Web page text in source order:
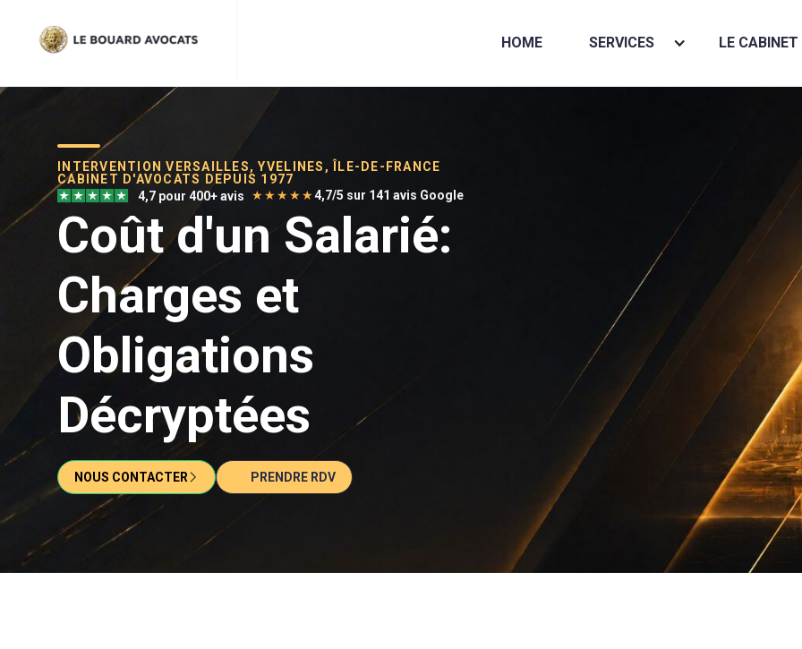
HOME SERVICES LE CABINET
INTERVENTION VERSAILLES, YVELINES, ÎLE-DE-FRANCE
CABINET D'AVOCATS DEPUIS 1977
4,7 pour 400+ avis
★★★★★4,7/5 sur 141 avis Google
Coût d'un Salarié:
Charges et
Obligations
Décryptées
NOUS CONTACTER PRENDRE RDV